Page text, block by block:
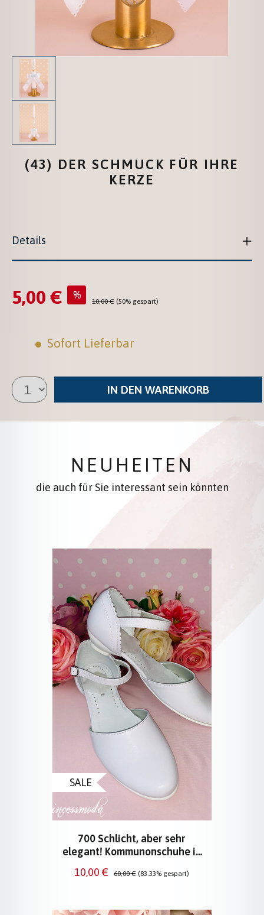
(43) DER SCHMUCK FÜR IHRE
KERZE
Details
Verkaufspreis:
5,00 € % Regulärer Preis:
10,00 € (50% gespart)
Sofort Lieferbar
IN DEN WARENKORB
NEUHEITEN
die auch für Sie interessant sein könnten
SALE
700 Schlicht, aber sehr
elegant! Kommunonschuhe in
Verkaufspreis:
10,00 € Regulärer Preis:
60,00 € (83.33% gespart)